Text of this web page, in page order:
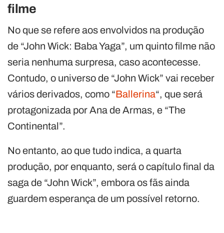
filme
No que se refere aos envolvidos na produção
de “John Wick: Baba Yaga”, um quinto filme não
seria nenhuma surpresa, caso acontecesse.
Contudo, o universo de “John Wick” vai receber
vários derivados, como “Ballerina“, que será
protagonizada por Ana de Armas, e “The
Continental”.
No entanto, ao que tudo indica, a quarta
produção, por enquanto, será o capítulo final da
saga de “John Wick”, embora os fãs ainda
guardem esperança de um possível retorno.